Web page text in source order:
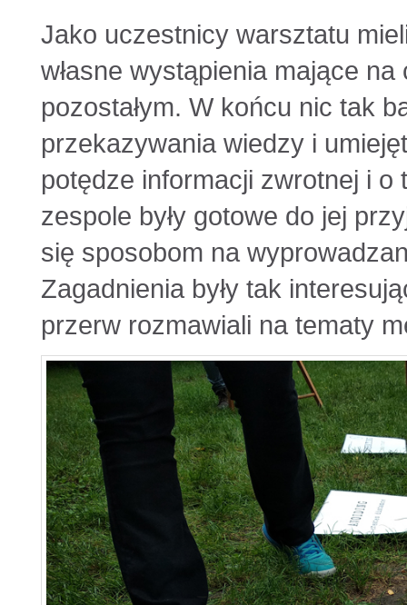
Jako uczestnicy warsztatu
własne wystąpienia mające
pozostałym. W końcu nic tak
przekazywania wiedzy i
potędze informacji zwrotnej i
zespole były gotowe do jej
się sposobom na
Zagadnienia były tak
przerw rozmawiali na tematy